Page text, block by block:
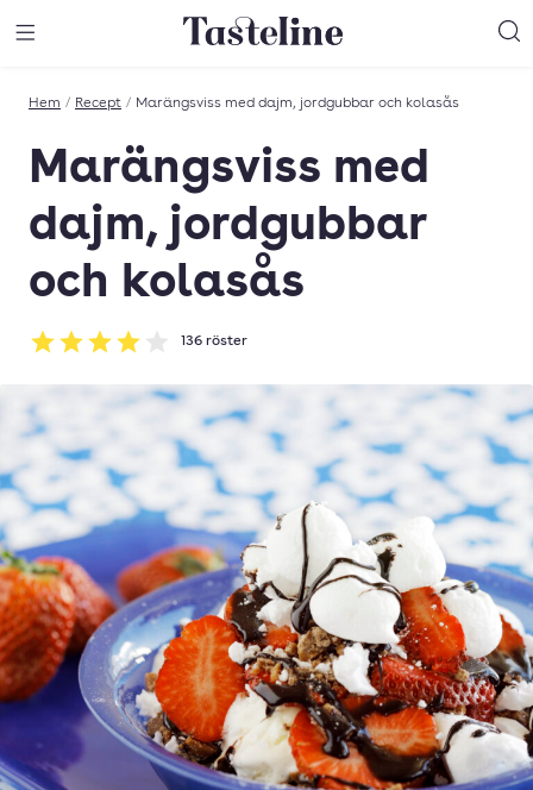
Till Tastelines startsida
Hem / Recept / Marängsviss med dajm, jordgubbar och kolasås
Marängsviss med
dajm, jordgubbar
och kolasås
Betyg: 3.96 av 5
136 röster